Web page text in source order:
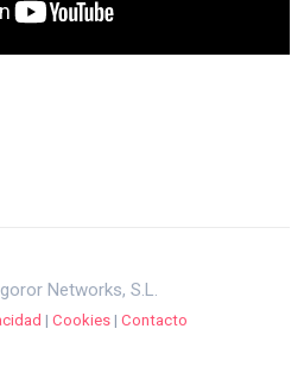
Networks, S.L.
| Cookies| Contacto